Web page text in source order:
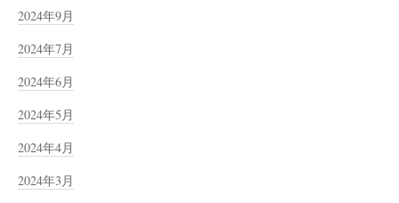
2024年9月
2024年7月
2024年6月
2024年5月
2024年4月
2024年3月